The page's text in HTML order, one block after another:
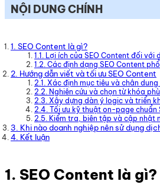
NỘI DUNG CHÍNH
1. SEO Content là gì?
1.1. Lợi ích của SEO Content đối với
1.2. Các định dạng SEO Content
2. Hướng dẫn viết và tối ưu SEO Content
2.1. Xác định mục tiêu và chân
2.2. Nghiên cứu và chọn từ khóa
2.3. Xây dựng dàn ý logic và triển
2.4. Tối ưu kỹ thuật on-page chuẩn
2.5. Kiểm tra, biên tập và cập nhật
3. Khi nào doanh nghiệp nên sử dụng
4. Kết luận
1. SEO Content là gì?